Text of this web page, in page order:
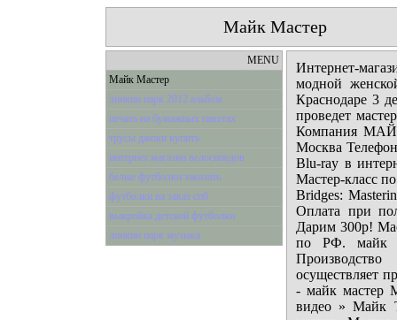
Майк Мастер
MENU
Майк Мастер
линкин парк 2012 альбом
печать на бумажных пакетах
трусы джоки купить
интернет магазин велосипедов
белые футболки заказать
футболки на заказ спб
выкройка детской футболки
линкин парк музыка
Интернет-
модной
Краснодаре 3
проведет
Компания
Москва
Blu-ray в
Мастер-класс
Bridges:
Оплата при
Дарим 300р!
по РФ. майк
осуществляет
- майк мастер
видео » Майк